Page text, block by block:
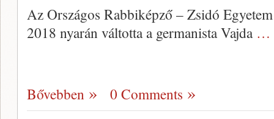
Az Országos Rabbiképző – Zsidó
2018 nyarán váltotta a germanista Vajda …
Bővebben 0 Comments